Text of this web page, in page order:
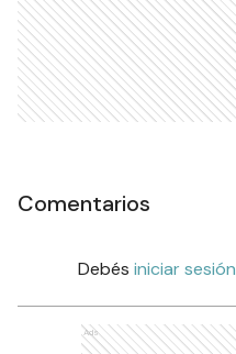
Comentarios
Debés iniciar sesión
Ads